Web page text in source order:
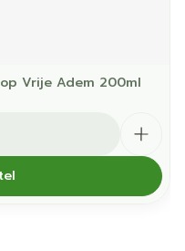
Vrije Adem 200ml